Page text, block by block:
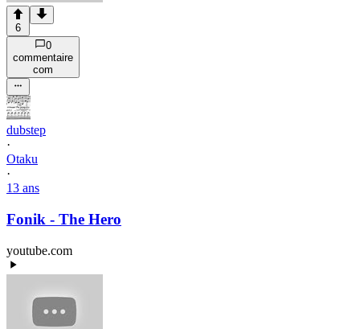
6
0
commentaire
com
dubstep
·
Otaku
·
13 ans
Fonik - The Hero
youtube.com